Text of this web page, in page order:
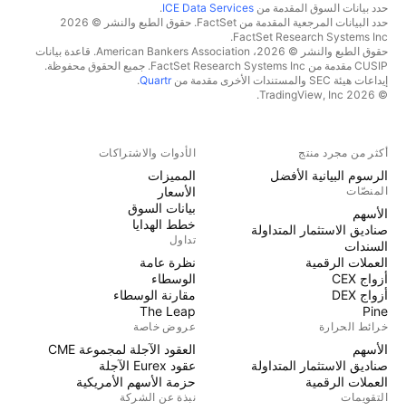
حدد بيانات السوق المقدمة من ICE Data Services
.
حدد البيانات المرجعية المقدمة من FactSet. حقوق الطبع والنشر © 2026
FactSet Research Systems Inc.
حقوق الطبع والنشر © 2026، American Bankers Association. قاعدة بيانات
CUSIP مقدمة من FactSet Research Systems Inc. جميع الحقوق محفوظة.
إيداعات هيئة SEC والمستندات الأخرى مقدمة من
Quartr
.
© 2026 TradingView, Inc.
أكثر من مجرد منتج
الرسوم البيانية الأفضل
المنصّات
الأسهم
صناديق الاستثمار المتداولة
السندات
العملات الرقمية
أزواج CEX
أزواج DEX
Pine
خرائط الحرارة
الأسهم
صناديق الاستثمار المتداولة
العملات الرقمية
التقويمات
الأدوات والاشتراكات
المميزات
الأسعار
بيانات السوق
خطط الهدايا
تداول
نظرة عامة
الوسطاء
مقارنة الوسطاء
The Leap
عروض خاصة
العقود الآجلة لمجموعة CME
عقود Eurex الآجلة
حزمة الأسهم الأمريكية
نبذة عن الشركة